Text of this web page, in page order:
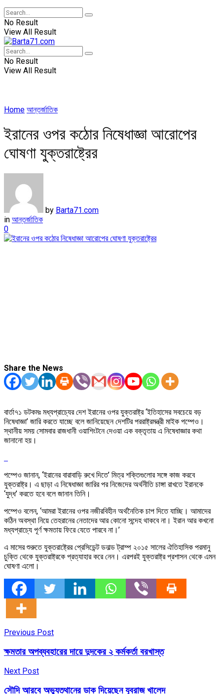
No Result
View All Result
No Result
View All Result
Home আন্তর্জাতিক
ইরানের ওপর কঠোর নিষেধাজ্ঞা আরোপের
ঘোষণা যুক্তরাষ্ট্রের
by Barta71.com
in আন্তর্জাতিক
0
Share the News
বার্তা৭১ ডটকমঃ মধ্যপ্রাচ্যের দেশ ইরানের ওপর যুক্তরাষ্ট্র ‘ইতিহাসের সবচেয়ে বড়
নিষেধাজ্ঞা’ জারি করতে যাচ্ছে বলে জানিয়েছেন দেশটির পররাষ্ট্রমন্ত্রী মাইক পম্পেও।
স্থানীয় সময় সোমবার রাজধানী ওয়াশিংটনে দেওয়া এক বক্তৃতায় এ নিষেধাজ্ঞার কথা
জানানো হয়।
পম্পেও জানান, ‘ইরানের বারাবাড়ি রুখে দিতে’ মিত্র শক্তিগুলোর সঙ্গে কাজ করবে
যুক্তরাষ্ট্র। এ ছাড়া এ নিষেধাজ্ঞা জারির পর নিজেদের অর্থনীতি চাঙ্গা রাখতে ইরানকে
‘যুদ্ধ’ করতে হবে বলে জানান তিনি।
পম্পেও বলেন, ‘আমরা ইরানের ওপর নজীরবিহীন অর্থনৈতিক চাপ দিতে যাচ্ছি। আমাদের
কঠিন অবস্থা নিয়ে তেহরানের নেতাদের আর কোনো সন্দেহ থাকবে না। ইরান আর কখনো
মধ্যপ্রাচ্যে পূর্ণ ক্ষমতায় ফিরে যেতে পারবে না।’
এ মাসের শুরুতে যুক্তরাষ্ট্রের প্রেসিডেন্ট ডনাল্ড ট্রাম্প ২০১৫ সালের ঐতিহাসিক পরমানু
চুক্তি থেকে যুক্তরাষ্ট্রকে প্রত্যাহার করে নেন। এরপরই যুক্তরাষ্ট্র প্রশাসন থেকে এমন
ঘোষণা এলো।
Previous Post
ক্ষমতার অপব্যবহারের দায়ে দুদকের ২ কর্মকর্তা বরখাস্ত
Next Post
সৌদি আরবে অভ্যুত্থানের ডাক দিয়েছেন যুবরাজ খালেদ